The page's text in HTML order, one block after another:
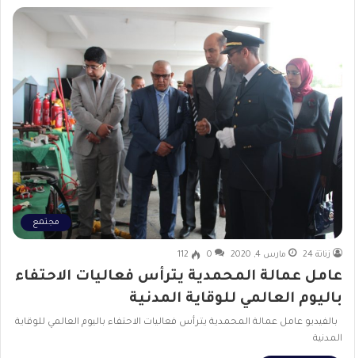
مجتمع
زناتة 24 مارس 4, 2020 0
112
عامل عمالة المحمدية يترأس فعاليات الاحتفاء
باليوم العالمي للوقاية المدنية
بالفيديو عامل عمالة المحمدية يترأس فعاليات الاحتفاء باليوم العالمي للوقاية
المدنية